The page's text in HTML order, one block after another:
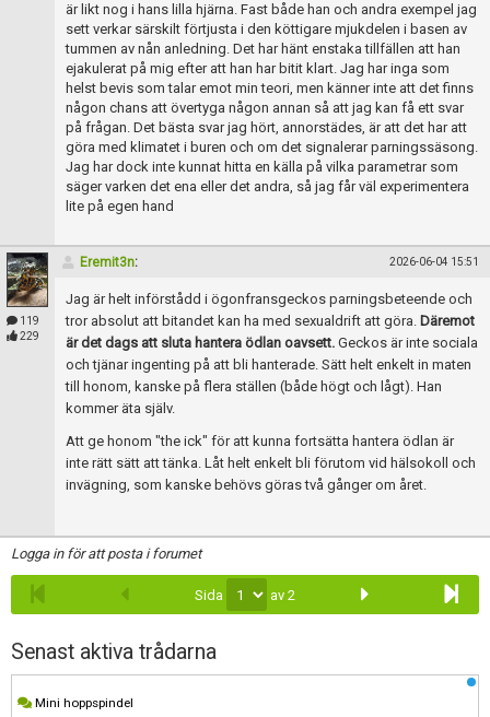
är likt nog i hans lilla hjärna. Fast både han och andra exempel jag
sett verkar särskilt förtjusta i den köttigare mjukdelen i basen av
tummen av nån anledning. Det har hänt enstaka tillfällen att han
ejakulerat på mig efter att han har bitit klart. Jag har inga som
helst bevis som talar emot min teori, men känner inte att det finns
någon chans att övertyga någon annan så att jag kan få ett svar
på frågan. Det bästa svar jag hört, annorstädes, är att det har att
göra med klimatet i buren och om det signalerar parningssäsong.
Jag har dock inte kunnat hitta en källa på vilka parametrar som
säger varken det ena eller det andra, så jag får väl experimentera
lite på egen hand
119
229
Eremit3n: 2026-06-04 15:51
Jag är helt införstådd i ögonfransgeckos parningsbeteende och
tror absolut att bitandet kan ha med sexualdrift att göra. Däremot
är det dags att sluta hantera ödlan oavsett. Geckos är inte sociala
och tjänar ingenting på att bli hanterade. Sätt helt enkelt in maten
till honom, kanske på flera ställen (både högt och lågt). Han
kommer äta själv.
Att ge honom "the ick" för att kunna fortsätta hantera ödlan är
inte rätt sätt att tänka. Låt helt enkelt bli förutom vid hälsokoll och
invägning, som kanske behövs göras två gånger om året.
Logga in för att posta i forumet
Sida av 2
Senast aktiva trådarna
Mini hoppspindel